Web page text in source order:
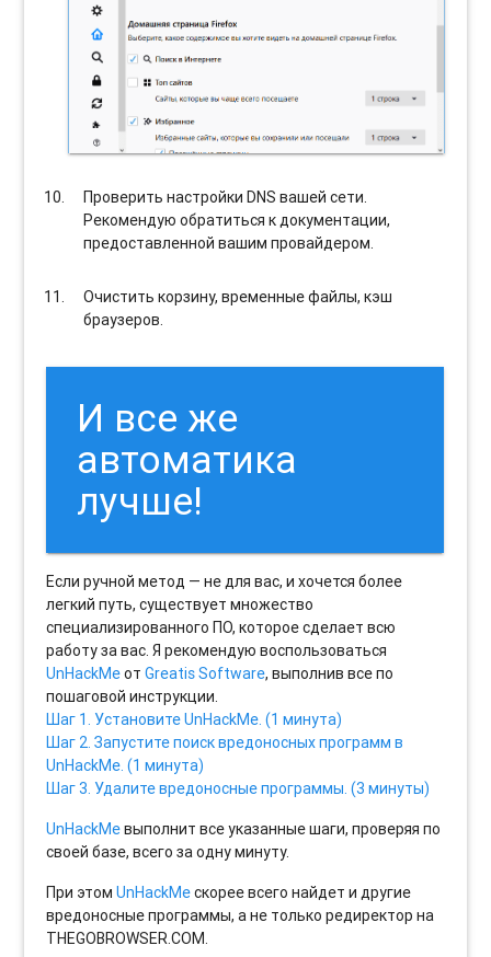
Проверить настройки DNS вашей сети.
Рекомендую обратиться к документации,
предоставленной вашим провайдером.
Очистить корзину, временные файлы, кэш
браузеров.
И все же
автоматика
лучше!
Если ручной метод — не для вас, и хочется более
легкий путь, существует множество
специализированного ПО, которое сделает всю
работу за вас. Я рекомендую воспользоваться
UnHackMeотGreatis Software, выполнив все по
пошаговой инструкции.
Шаг 1. Установите UnHackMe. (1 минута)
Шаг 2. Запустите поиск вредоносных программ в
UnHackMe. (1 минута)
Шаг 3. Удалите вредоносные программы. (3 минуты)
UnHackMeвыполнит все указанные шаги, проверяя по
своей базе, всего за одну минуту.
При этомUnHackMeскорее всего найдет и другие
вредоносные программы, а не только редиректор на
THEGOBROWSER.COM.